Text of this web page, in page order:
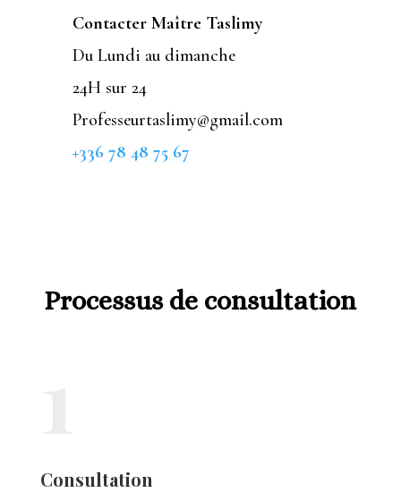
Contacter Maître Taslimy
Du Lundi au dimanche
24H sur 24
Professeurtaslimy@gmail.com
+336 78 48 75 67
Processus de consultation
Consultation